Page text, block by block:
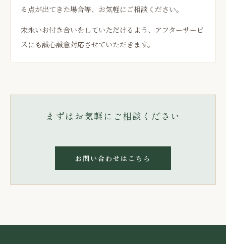
る点が出てきた場合等、お気軽にご相談ください。
末永いお付き合いをしていただけるよう、アフターサービ
スにも誠心誠意対応させていただきます。
まずはお気軽にご相談ください
お問い合わせはこちら